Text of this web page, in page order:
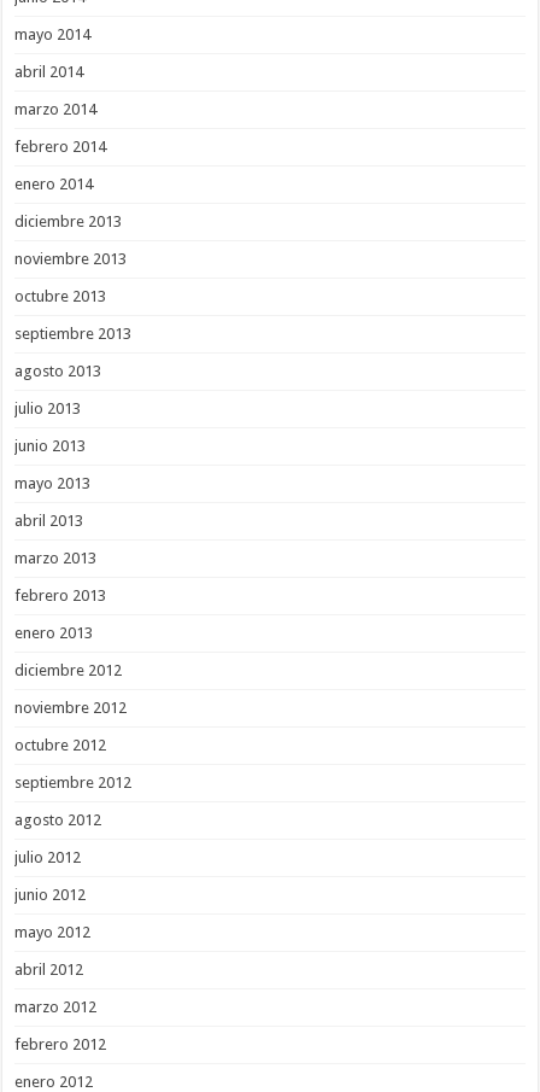
mayo 2014
abril 2014
marzo 2014
febrero 2014
enero 2014
diciembre 2013
noviembre 2013
octubre 2013
septiembre 2013
agosto 2013
julio 2013
junio 2013
mayo 2013
abril 2013
marzo 2013
febrero 2013
enero 2013
diciembre 2012
noviembre 2012
octubre 2012
septiembre 2012
agosto 2012
julio 2012
junio 2012
mayo 2012
abril 2012
marzo 2012
febrero 2012
enero 2012